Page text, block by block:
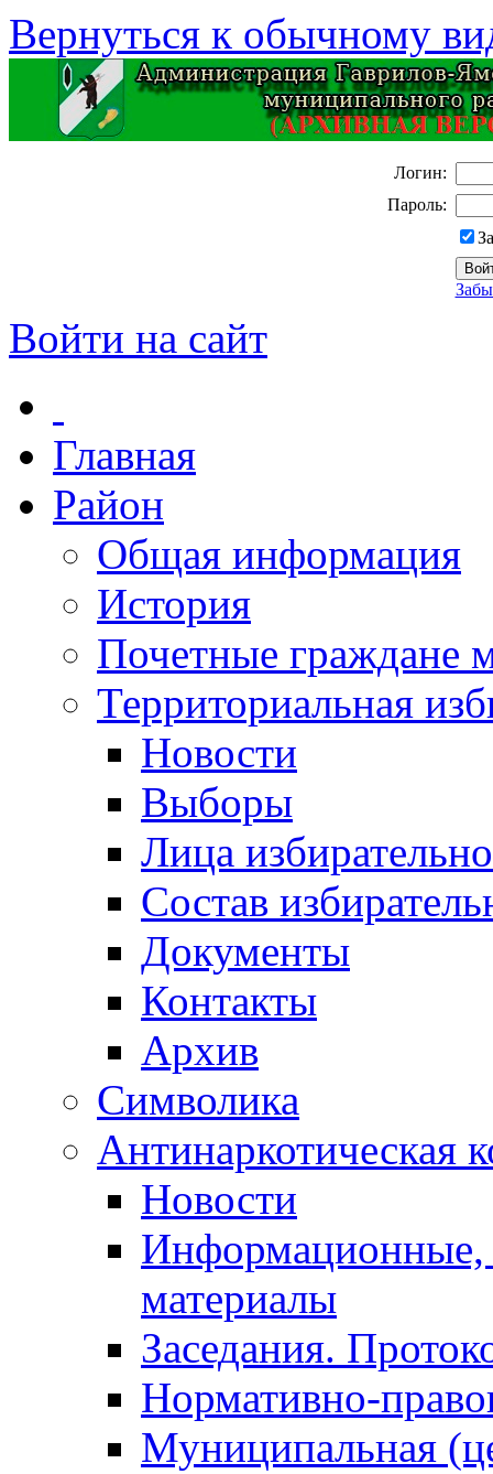
Вернуться к обычному
Логин:
Пароль:
Войти на сайт
Главная
Район
Общая информация
История
Почетные граждане
Территориальная
Новости
Выборы
Лица
Состав
Документы
Контакты
Архив
Символика
Антинаркотическая
Новости
Информационные,
материалы
Заседания.
Нормативно-
Муниципальная